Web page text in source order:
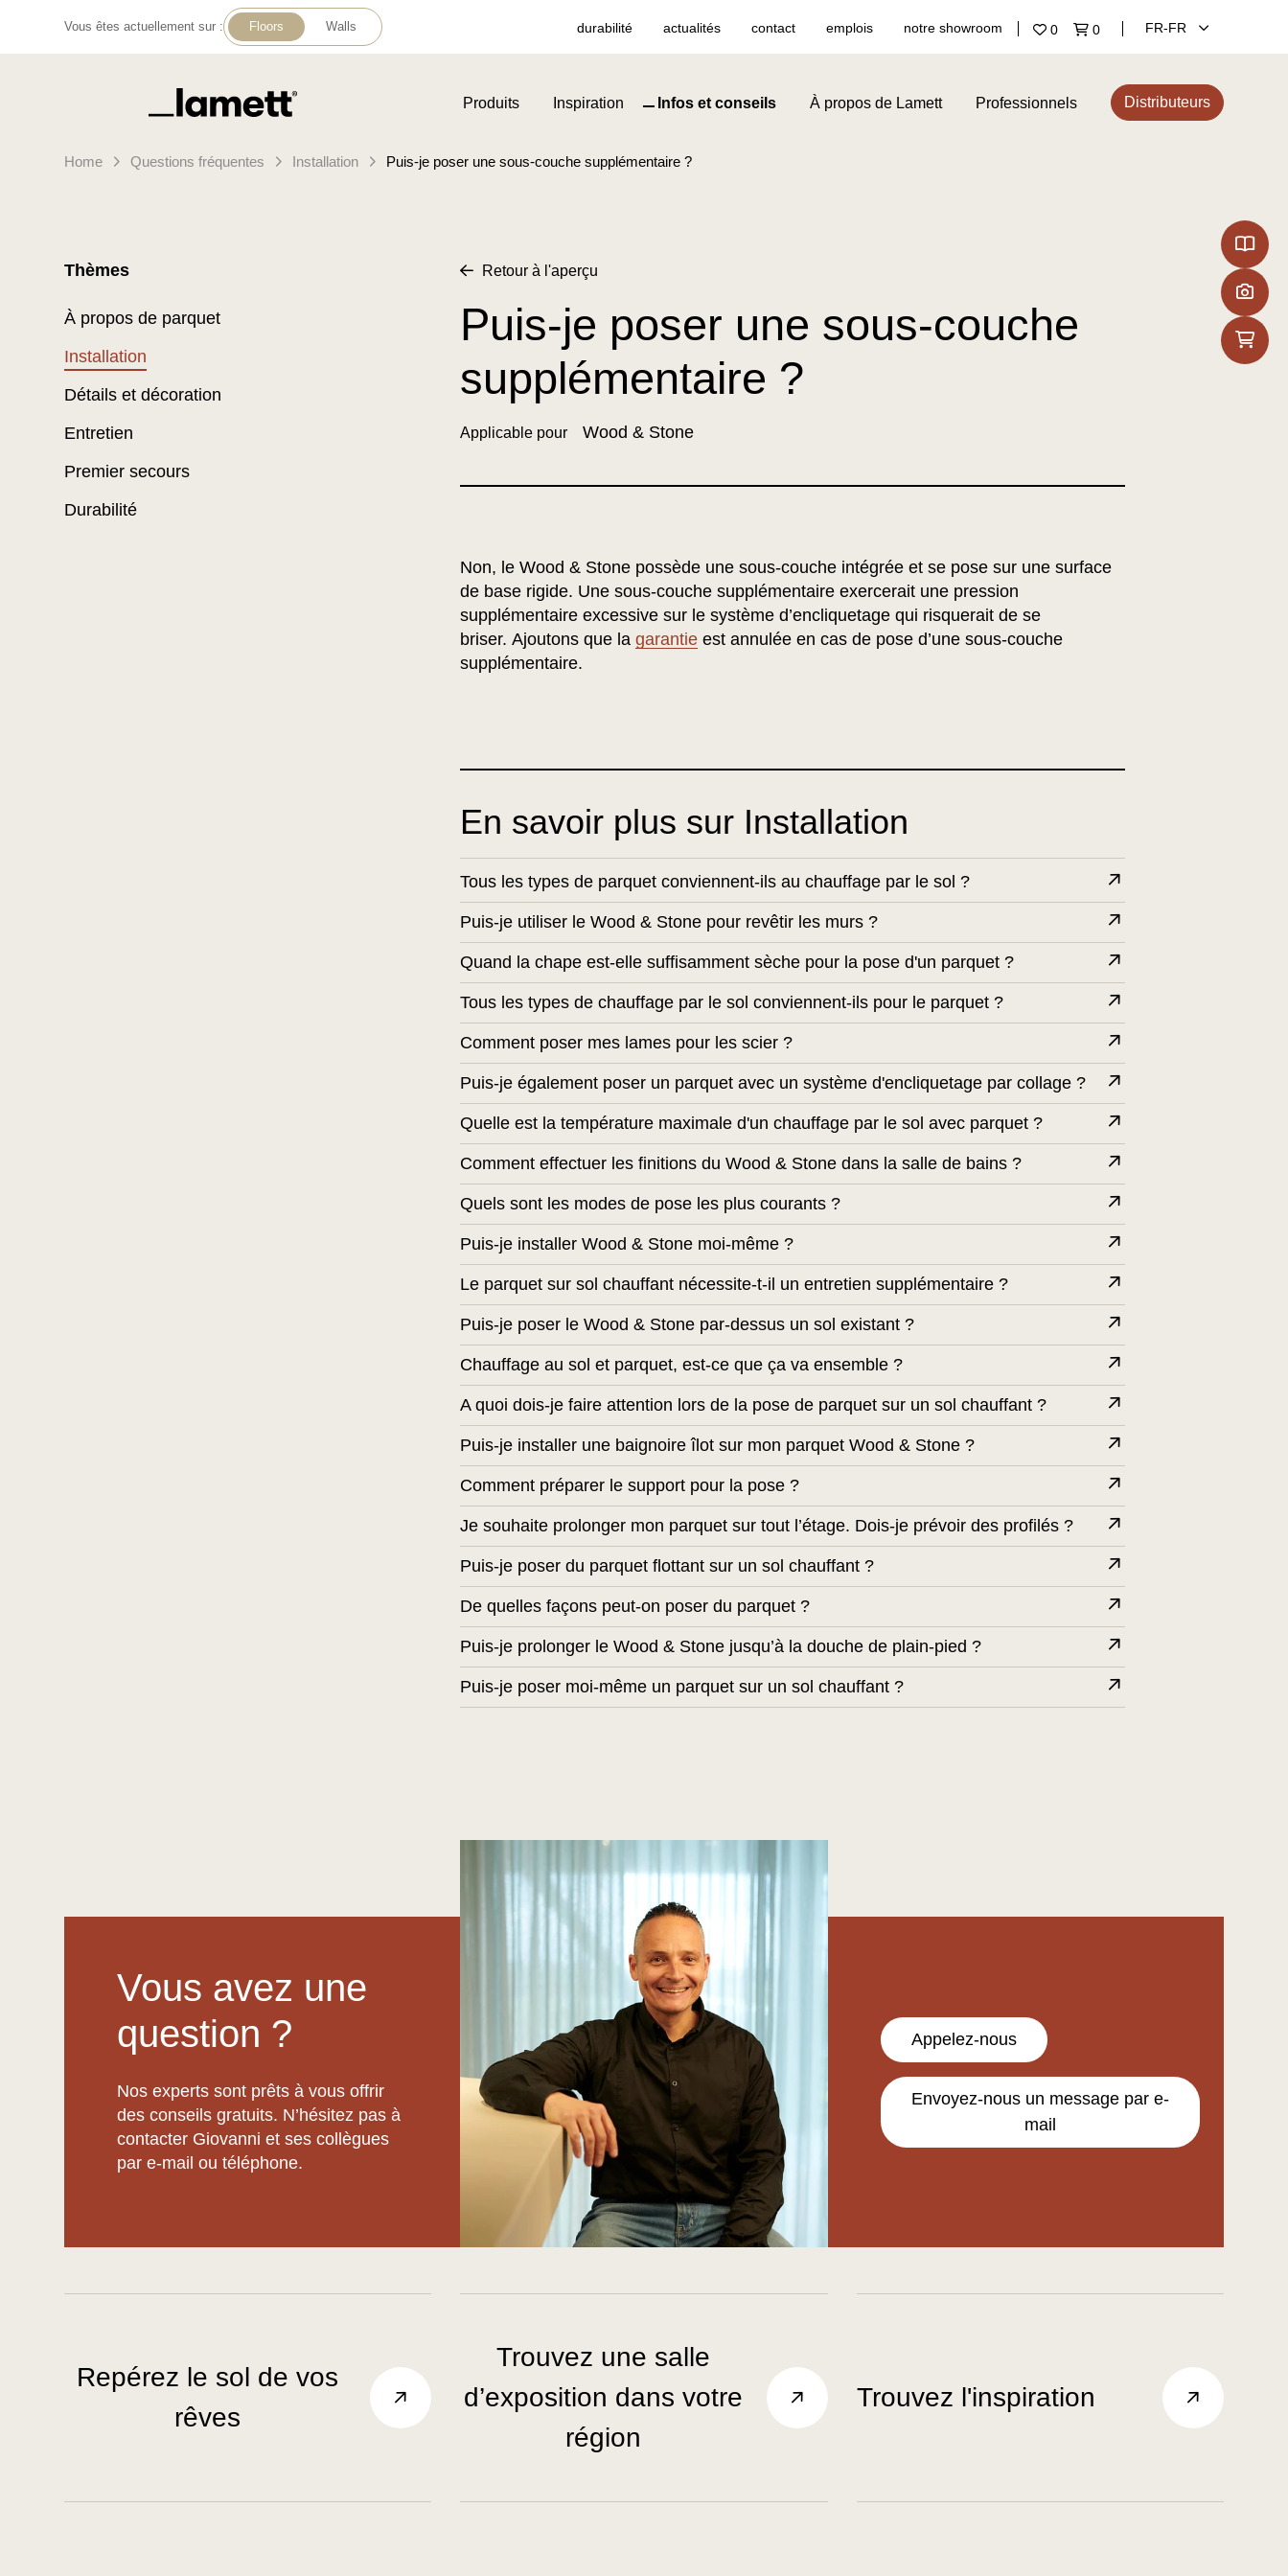
Vous êtes actuellement sur : Floors Walls durabilité actualités contact emplois notre showroom 0 0 FR‑FR
Retour à la page d'accueil Produits Inspiration Infos et conseils À propos de Lamett Professionnels Distributeurs
Home Questions fréquentes Installation Puis-je poser une sous-couche supplémentaire ?
Thèmes
À propos de parquet
Installation
Détails et décoration
Entretien
Premier secours
Durabilité
Retour à l'aperçu
Puis-je poser une sous-couche
supplémentaire ?
Applicable pour Wood & Stone
Non, le Wood & Stone possède une sous-couche intégrée et se pose sur une surface
de base rigide. Une sous-couche supplémentaire exercerait une pression
supplémentaire excessive sur le système d’encliquetage qui risquerait de se
briser. Ajoutons que lagarantie est annulée en cas de pose d’une sous-couche
supplémentaire.
En savoir plus sur Installation
Tous les types de parquet conviennent-ils au chauffage par le sol ?
Puis-je utiliser le Wood & Stone pour revêtir les murs ?
Quand la chape est-elle suffisamment sèche pour la pose d'un parquet ?
Tous les types de chauffage par le sol conviennent-ils pour le parquet ?
Comment poser mes lames pour les scier ?
Puis-je également poser un parquet avec un système d'encliquetage par collage ?
Quelle est la température maximale d'un chauffage par le sol avec parquet ?
Comment effectuer les finitions du Wood & Stone dans la salle de bains ?
Quels sont les modes de pose les plus courants ?
Puis-je installer Wood & Stone moi-même ?
Le parquet sur sol chauffant nécessite-t-il un entretien supplémentaire ?
Puis-je poser le Wood & Stone par-dessus un sol existant ?
Chauffage au sol et parquet, est-ce que ça va ensemble ?
A quoi dois-je faire attention lors de la pose de parquet sur un sol chauffant ?
Puis-je installer une baignoire îlot sur mon parquet Wood & Stone ?
Comment préparer le support pour la pose ?
Je souhaite prolonger mon parquet sur tout l’étage. Dois-je prévoir des profilés ?
Puis-je poser du parquet flottant sur un sol chauffant ?
De quelles façons peut-on poser du parquet ?
Puis-je prolonger le Wood & Stone jusqu’à la douche de plain-pied ?
Puis-je poser moi-même un parquet sur un sol chauffant ?
Vous avez une
question ?
Nos experts sont prêts à vous offrir
des conseils gratuits. N’hésitez pas à
contacter Giovanni et ses collègues
par e-mail ou téléphone.
Appelez-nous
Envoyez-nous un message par e-
mail
Repérez le sol de vos
rêves
Trouvez une salle
d’exposition dans votre
région
Trouvez l'inspiration